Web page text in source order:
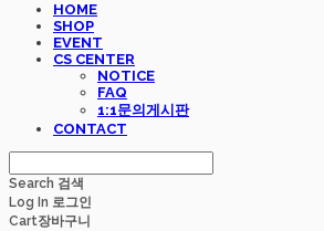
HOME
SHOP
EVENT
CS CENTER
NOTICE
FAQ
1:1문의게시판
CONTACT
Search 검색
Log In 로그인
Cart장바구니